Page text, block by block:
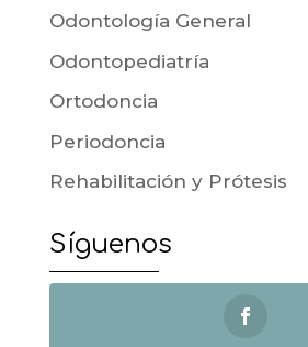
Odontología General
Odontopediatría
Ortodoncia
Periodoncia
Rehabilitación y Prótesis
Síguenos